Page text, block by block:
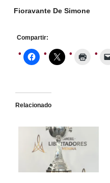
Fioravante De Simone
Compartir:
Relacionado